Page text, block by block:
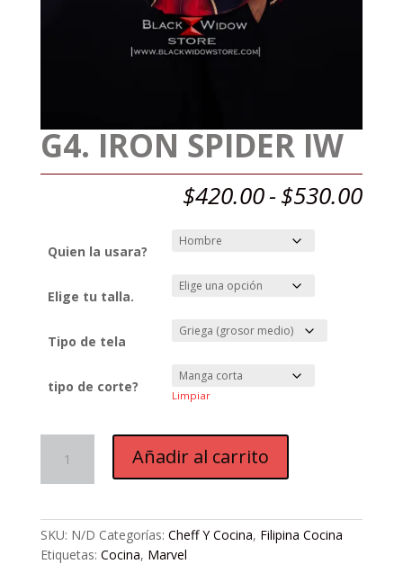
G4. IRON SPIDER IW
$420.00-$530.00
Quien la usara?
Elige tu talla.
Tipo de tela
tipo de corte?
Limpiar
Spider
cantidad
Añadir al carrito
SKU: N/D Categorías: Cheff Y Cocina, Filipina Cocina
Etiquetas: Cocina, Marvel